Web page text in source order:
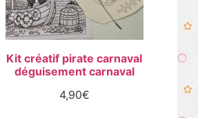
Kit créatif pirate carnaval
déguisement carnaval
4,90€